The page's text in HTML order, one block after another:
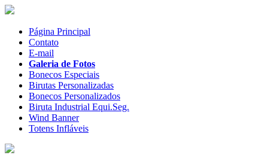
Página Principal
Contato
E-mail
Galeria de Fotos
Bonecos Especiais
Birutas Personalizadas
Bonecos Personalizados
Biruta Industrial Equi.Seg.
Wind Banner
Totens Infláveis